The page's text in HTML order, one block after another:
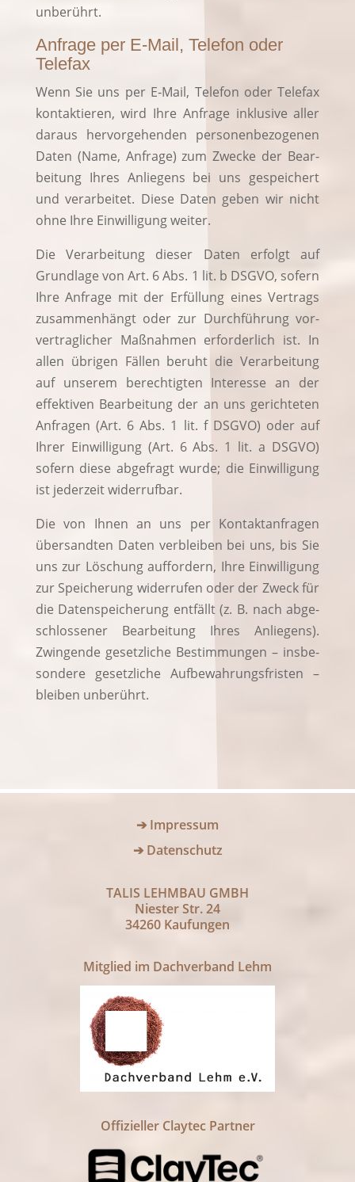
unberührt.
Anfrage per E‑Mail, Telefon oder
Telefax
Wenn Sie uns per E‑Mail, Tele­fon oder Tele­fax
kon­tak­tie­ren, wird Ihre Anfra­ge inklu­si­ve aller
dar­aus her­vor­ge­hen­den per­so­nen­be­zo­ge­nen
Daten (Name, Anfra­ge) zum Zwe­cke der Bear­
bei­tung Ihres Anlie­gens bei uns gespei­chert
und ver­ar­bei­tet. Die­se Daten geben wir nicht
ohne Ihre Ein­wil­li­gung weiter.
Die Ver­ar­bei­tung die­ser Daten erfolgt auf
Grund­la­ge von Art. 6 Abs. 1 lit. b DSGVO, sofern
Ihre Anfra­ge mit der Erfül­lung eines Ver­trags
zusam­men­hängt oder zur Durch­füh­rung vor­
ver­trag­li­cher Maß­nah­men erfor­der­lich ist. In
allen übri­gen Fäl­len beruht die Ver­ar­bei­tung
auf unse­rem berech­tig­ten Inter­es­se an der
effek­ti­ven Bear­bei­tung der an uns gerich­te­ten
Anfra­gen (Art. 6 Abs. 1 lit. f DSGVO) oder auf
Ihrer Ein­wil­li­gung (Art. 6 Abs. 1 lit. a DSGVO)
sofern die­se abge­fragt wur­de; die Ein­wil­li­gung
ist jeder­zeit widerrufbar.
Die von Ihnen an uns per Kon­takt­an­fra­gen
über­sand­ten Daten ver­blei­ben bei uns, bis Sie
uns zur Löschung auf­for­dern, Ihre Ein­wil­li­gung
zur Spei­che­rung wider­ru­fen oder der Zweck für
die Daten­spei­che­rung ent­fällt (z. B. nach abge­
schlos­se­ner Bear­bei­tung Ihres Anlie­gens).
Zwin­gen­de gesetz­li­che Bestim­mun­gen – ins­be­
son­de­re gesetz­li­che Auf­be­wah­rungs­fris­ten –
blei­ben unberührt.
➔ Impressum
➔ Datenschutz
TALIS LEHMBAU GMBH
Niester Str. 24
34260 Kaufungen
Mitglied im Dachverband Lehm
Offizieller Claytec Partner